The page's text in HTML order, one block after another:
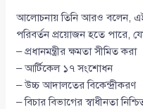
আলোচনায় তিনি আরও বলেন,
পরিবর্তন প্রয়োজন হতে পারে,
– প্রধানমন্ত্রীর ক্ষমতা সীমিত করা
– আর্টিকেল ১৭ সংশোধন
– উচ্চ আদালতের বিকেন্দ্রীকরণ
– বিচার বিভাগের স্বাধীনতা